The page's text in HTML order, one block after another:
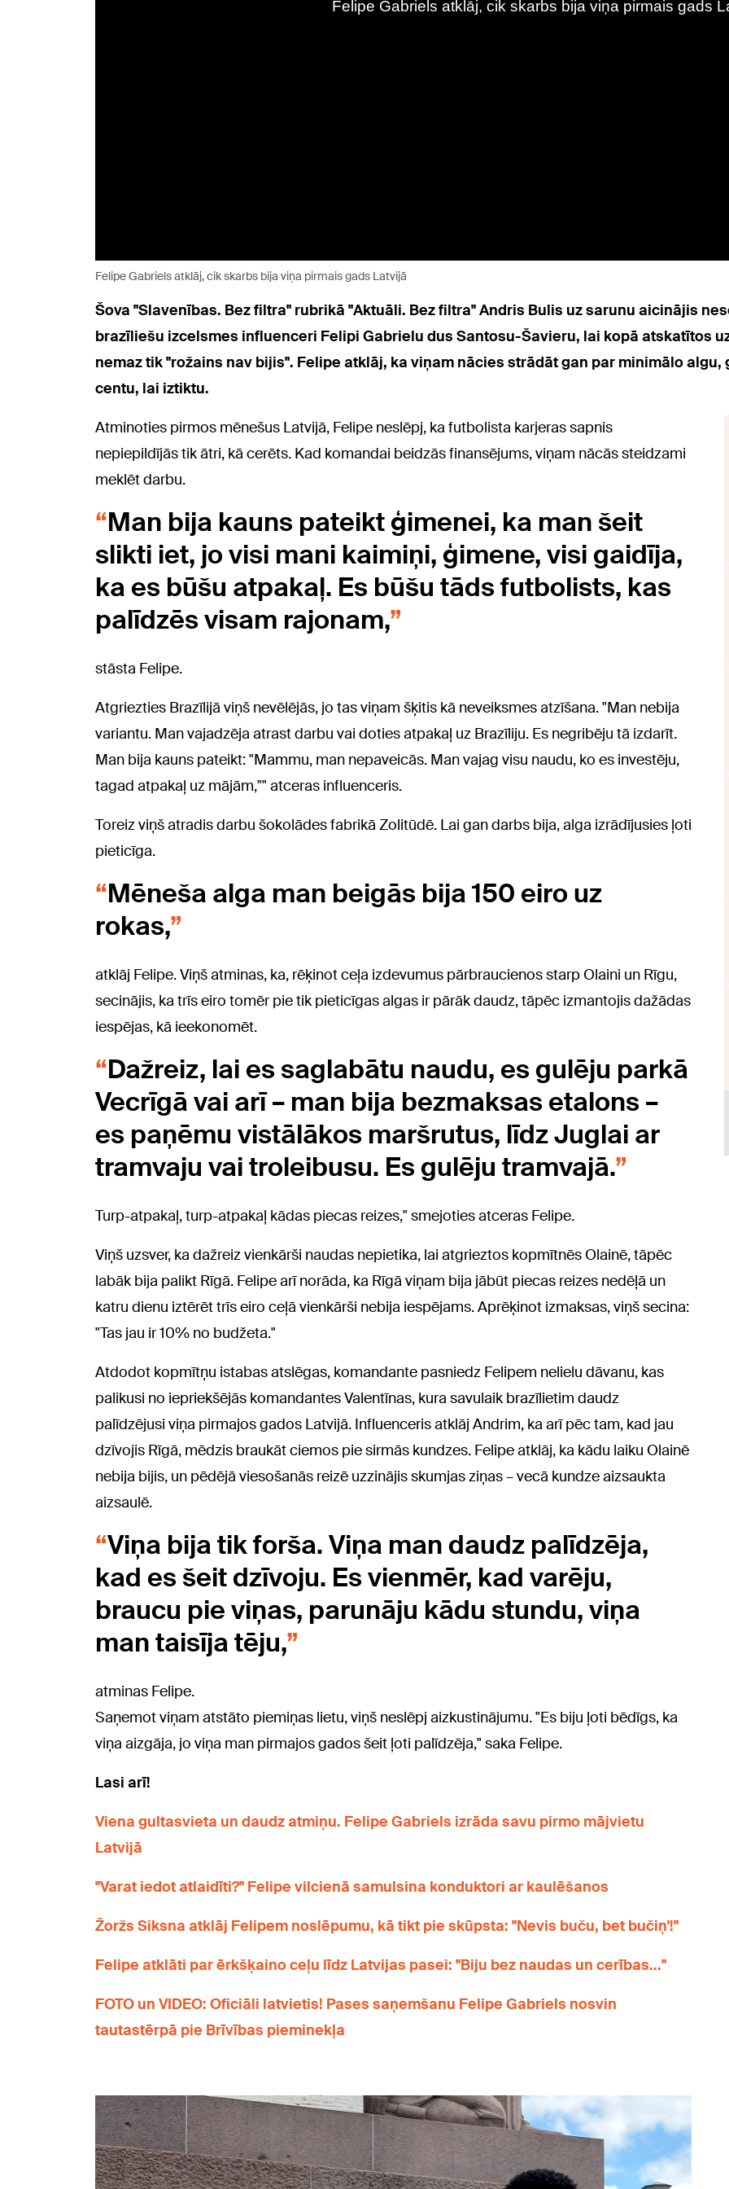
Felipe Gabriels atklāj, cik skarbs bija viņa pirmais gads Latvijā
Šova "Slavenības. Bez filtra" rubrikā "Aktuāli. Bez filtra" Andris Bulis uz sarunu aicinājis
brazīliešu izcelsmes influenceri Felipi Gabrielu dus Santosu-Šavieru, lai kopā atskatītos
nemaz tik "rožains nav bijis". Felipe atklāj, ka viņam nācies strādāt gan par minimālo
centu, lai iztiktu.
Atminoties pirmos mēnešus Latvijā, Felipe neslēpj, ka futbolista karjeras sapnis
nepiepildījās tik ātri, kā cerēts. Kad komandai beidzās finansējums, viņam nācās steidzami
meklēt darbu.
Man bija kauns pateikt ģimenei, ka man šeit
slikti iet, jo visi mani kaimiņi, ģimene, visi gaidīja,
ka es būšu atpakaļ. Es būšu tāds futbolists, kas
palīdzēs visam rajonam,
stāsta Felipe.
Atgriezties Brazīlijā viņš nevēlējās, jo tas viņam šķitis kā neveiksmes atzīšana. "Man nebija
variantu. Man vajadzēja atrast darbu vai doties atpakaļ uz Brazīliju. Es negribēju tā izdarīt.
Man bija kauns pateikt: "Mammu, man nepaveicās. Man vajag visu naudu, ko es investēju,
tagad atpakaļ uz mājām,"" atceras influenceris.
Toreiz viņš atradis darbu šokolādes fabrikā Zolitūdē. Lai gan darbs bija, alga izrādījusies ļoti
pieticīga.
Mēneša alga man beigās bija 150 eiro uz
rokas,
atklāj Felipe. Viņš atminas, ka, rēķinot ceļa izdevumus pārbraucienos starp Olaini un Rīgu,
secinājis, ka trīs eiro tomēr pie tik pieticīgas algas ir pārāk daudz, tāpēc izmantojis dažādas
iespējas, kā ieekonomēt.
Dažreiz, lai es saglabātu naudu, es gulēju parkā
Vecrīgā vai arī – man bija bezmaksas etalons –
es paņēmu vistālākos maršrutus, līdz Juglai ar
tramvaju vai troleibusu. Es gulēju tramvajā.
Turp-atpakaļ, turp-atpakaļ kādas piecas reizes," smejoties atceras Felipe.
Viņš uzsver, ka dažreiz vienkārši naudas nepietika, lai atgrieztos kopmītnēs Olainē, tāpēc
labāk bija palikt Rīgā. Felipe arī norāda, ka Rīgā viņam bija jābūt piecas reizes nedēļā un
katru dienu iztērēt trīs eiro ceļā vienkārši nebija iespējams. Aprēķinot izmaksas, viņš secina:
"Tas jau ir 10% no budžeta."
Atdodot kopmītņu istabas atslēgas, komandante pasniedz Felipem nelielu dāvanu, kas
palikusi no iepriekšējās komandantes Valentīnas, kura savulaik brazīlietim daudz
palīdzējusi viņa pirmajos gados Latvijā. Influenceris atklāj Andrim, ka arī pēc tam, kad jau
dzīvojis Rīgā, mēdzis braukāt ciemos pie sirmās kundzes. Felipe atklāj, ka kādu laiku Olainē
nebija bijis, un pēdējā viesošanās reizē uzzinājis skumjas ziņas – vecā kundze aizsaukta
aizsaulē.
Viņa bija tik forša. Viņa man daudz palīdzēja,
kad es šeit dzīvoju. Es vienmēr, kad varēju,
braucu pie viņas, parunāju kādu stundu, viņa
man taisīja tēju,
atminas Felipe.
Saņemot viņam atstāto piemiņas lietu, viņš neslēpj aizkustinājumu. "Es biju ļoti bēdīgs, ka
viņa aizgāja, jo viņa man pirmajos gados šeit ļoti palīdzēja," saka Felipe.
Lasi arī!
Viena gultasvieta un daudz atmiņu. Felipe Gabriels izrāda savu pirmo mājvietu
Latvijā
"Varat iedot atlaidīti?" Felipe vilcienā samulsina konduktori ar kaulēšanos
Žoržs Siksna atklāj Felipem noslēpumu, kā tikt pie skūpsta: "Nevis buču, bet bučiņ'!"
Felipe atklāti par ērkšķaino ceļu līdz Latvijas pasei: "Biju bez naudas un cerības..."
FOTO un VIDEO: Oficiāli latvietis! Pases saņemšanu Felipe Gabriels nosvin
tautastērpā pie Brīvības pieminekļa